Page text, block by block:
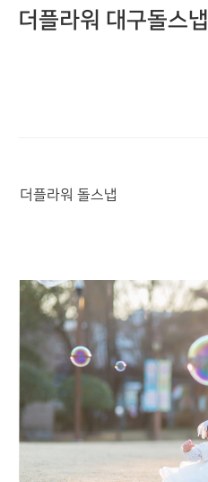
더플라워 대구돌스냅
더플라워 돌스냅